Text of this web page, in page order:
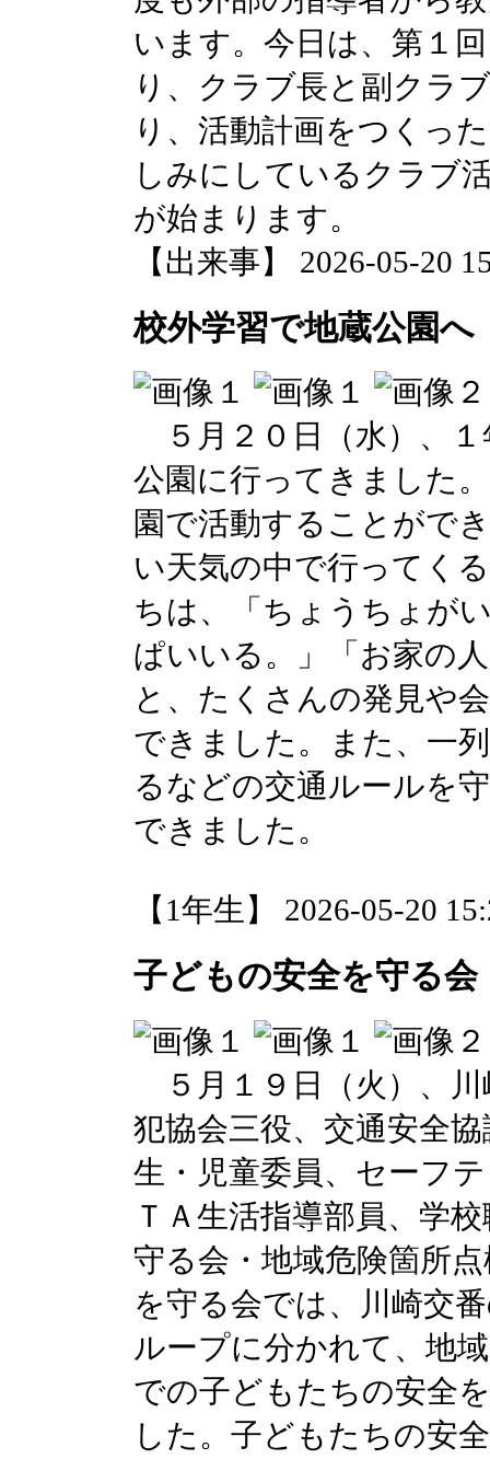
います。今日は、第１
り、クラブ長と副クラ
り、活動計画をつくっ
しみにしているクラブ
が始まります。
【出来事】 2026-05-20
校外学習で地蔵公園へ
５月２０日（水）、１
公園に行ってきました
園で活動することがで
い天気の中で行ってく
ちは、「ちょうちょが
ぱいいる。」「お家の
と、たくさんの発見や
できました。また、一
るなどの交通ルールを
できました。
【1年生】 2026-05-20
子どもの安全を守る会
５月１９日（火）、
犯協会三役、交通安全
生・児童委員、セーフ
ＴＡ生活指導部員、学
守る会・地域危険箇所
を守る会では、川崎交
ループに分かれて、地
での子どもたちの安全
した。子どもたちの安